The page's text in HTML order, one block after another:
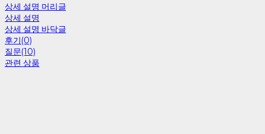
상세 설명 머리글
상세 설명
상세 설명 바닥글
후기(0)
질문(10)
관련 상품